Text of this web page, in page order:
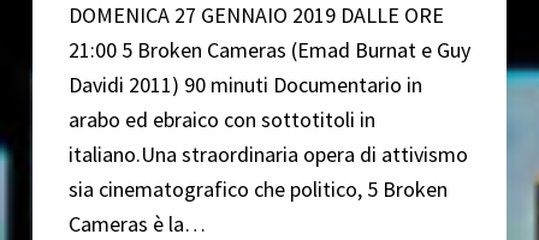
DOMENICA 27 GENNAIO 2019 DALLE ORE
21:00 5 Broken Cameras (Emad Burnat e Guy
Davidi 2011) 90 minuti Documentario in
arabo ed ebraico con sottotitoli in
italiano.Una straordinaria opera di attivismo
sia cinematografico che politico, 5 Broken
Cameras è la…